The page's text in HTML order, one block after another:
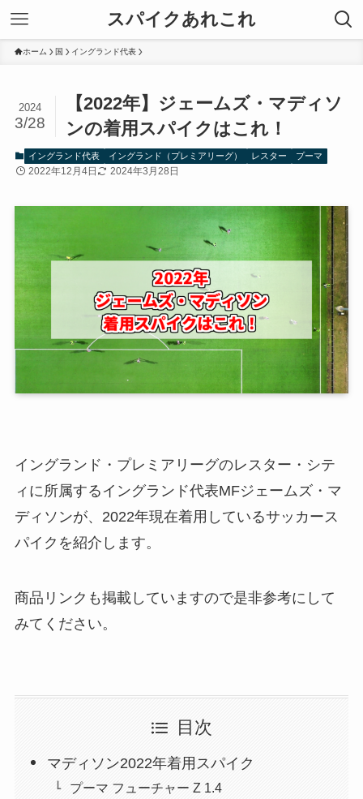
スパイクあれこれ
ホーム 国 イングランド代表
【2022年】ジェームズ・マディソ
ンの着用スパイクはこれ！
2024
3/28
イングランド代表 イングランド（プレミアリーグ） レスター プーマ
2022年12月4日 2024年3月28日
イングランド・プレミアリーグのレスター・シテ
ィに所属するイングランド代表MFジェームズ・マ
ディソンが、2022年現在着用しているサッカース
パイクを紹介します。
商品リンクも掲載していますので是非参考にして
みてください。
目次
マディソン2022年着用スパイク
プーマ フューチャー Z 1.4